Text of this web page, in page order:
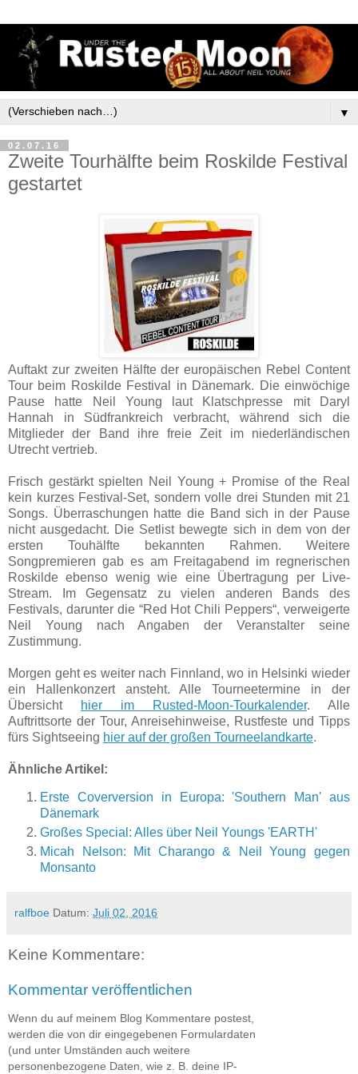
▼
02.07.16
Zweite Tourhälfte beim Roskilde Festival
gestartet
Auftakt zur zweiten Hälfte der europäischen Rebel Content
Tour beim Roskilde Festival in Dänemark. Die einwöchige
Pause hatte Neil Young laut Klatschpresse mit Daryl
Hannah in Südfrankreich verbracht, während sich die
Mitglieder der Band ihre freie Zeit im niederländischen
Utrecht vertrieb.
Frisch gestärkt spielten Neil Young + Promise of the Real
kein kurzes Festival-Set, sondern volle drei Stunden mit 21
Songs. Überraschungen hatte die Band sich in der Pause
nicht ausgedacht. Die Setlist bewegte sich in dem von der
ersten Touhälfte bekannten Rahmen. Weitere
Songpremieren gab es am Freitagabend im regnerischen
Roskilde ebenso wenig wie eine Übertragung per Live-
Stream. Im Gegensatz zu vielen anderen Bands des
Festivals, darunter die “Red Hot Chili Peppers“, verweigerte
Neil Young nach Angaben der Veranstalter seine
Zustimmung.
Morgen geht es weiter nach Finnland, wo in Helsinki wieder
ein Hallenkonzert ansteht. Alle Tourneetermine in der
Übersicht
hier im Rusted-Moon-Tourkalender. Alle
Auftrittsorte der Tour, Anreisehinweise, Rustfeste und Tipps
fürs Sightseeing hier auf der großen Tourneelandkarte.
Ähnliche Artikel:
Erste Coverversion in Europa: 'Southern Man' aus
Dänemark
Großes Special: Alles über Neil Youngs 'EARTH'
Micah Nelson: Mit Charango & Neil Young gegen
Monsanto
ralfboe Datum: Juli 02, 2016
Keine Kommentare:
Kommentar veröffentlichen
Wenn du auf meinem Blog Kommentare postest,
werden die von dir eingegebenen Formulardaten
(und unter Umständen auch weitere
personenbezogene Daten, wie z. B. deine IP-